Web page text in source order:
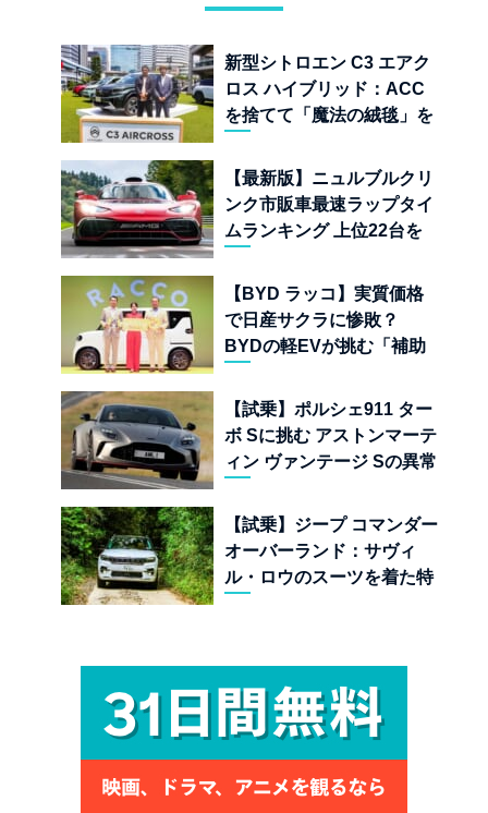
新型シトロエン C3 エアク
ロス ハイブリッド：ACC
を捨てて「魔法の絨毯」を
児
【最新版】ニュルブルクリ
ンク市販車最速ラップタイ
ムランキング 上位22台を
【BYD ラッコ】実質価格
で日産サクラに惨敗？
BYDの軽EVが挑む「補助
界
【試乗】ポルシェ911 ター
ボ Sに挑む アストンマーテ
ィン ヴァンテージ Sの異常
狂気
【試乗】ジープ コマンダー
オーバーランド：サヴィ
ル・ロウのスーツを着た特